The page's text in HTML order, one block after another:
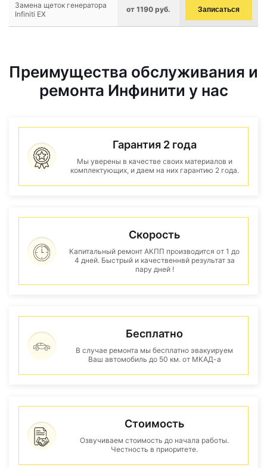
Замена щеток генератора
Infiniti EX
от 1190 руб. Записаться
Преимущества обслуживания и
ремонта Инфинити у нас
Гарантия 2 года
Мы уверены в качестве своих материалов и
комплектующих, и даем на них гарантию 2 года.
Скорость
Капитальный ремонт АКПП производится от 1 до
4 дней. Быстрый и качественнвй результат за
пару дней !
Бесплатно
В случае ремонта мы бесплатно эвакуируем
Ваш автомобиль до 50 км. от МКАД-а
Стоимость
Озвучиваем стоимость до начала работы.
Честность в приоритете.